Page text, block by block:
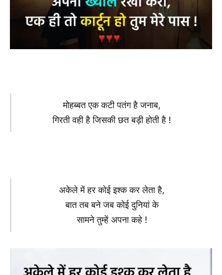
मोहब्बत एक कटी पतंग है जनाब,
गिरती वही है जिसकी छत बड़ी होती है !
अकेले में हर कोई इश्क कर लेता है,
बात तब बने जब कोई दुनियां के
सामने तुम्हें अपना कहे !